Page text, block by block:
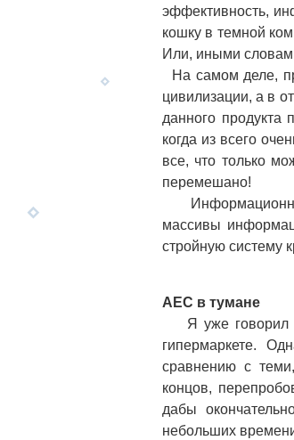
эффективность,
кошку в темной
Или, иными
На самом деле,
цивилизации, а в
данного продукта
когда из всего
все, что только
перемешано!
массивы
стройную систему
AEC в тумане
Я уже говорил о
гипермаркете.
сравнению с
концов,
дабы
небольших